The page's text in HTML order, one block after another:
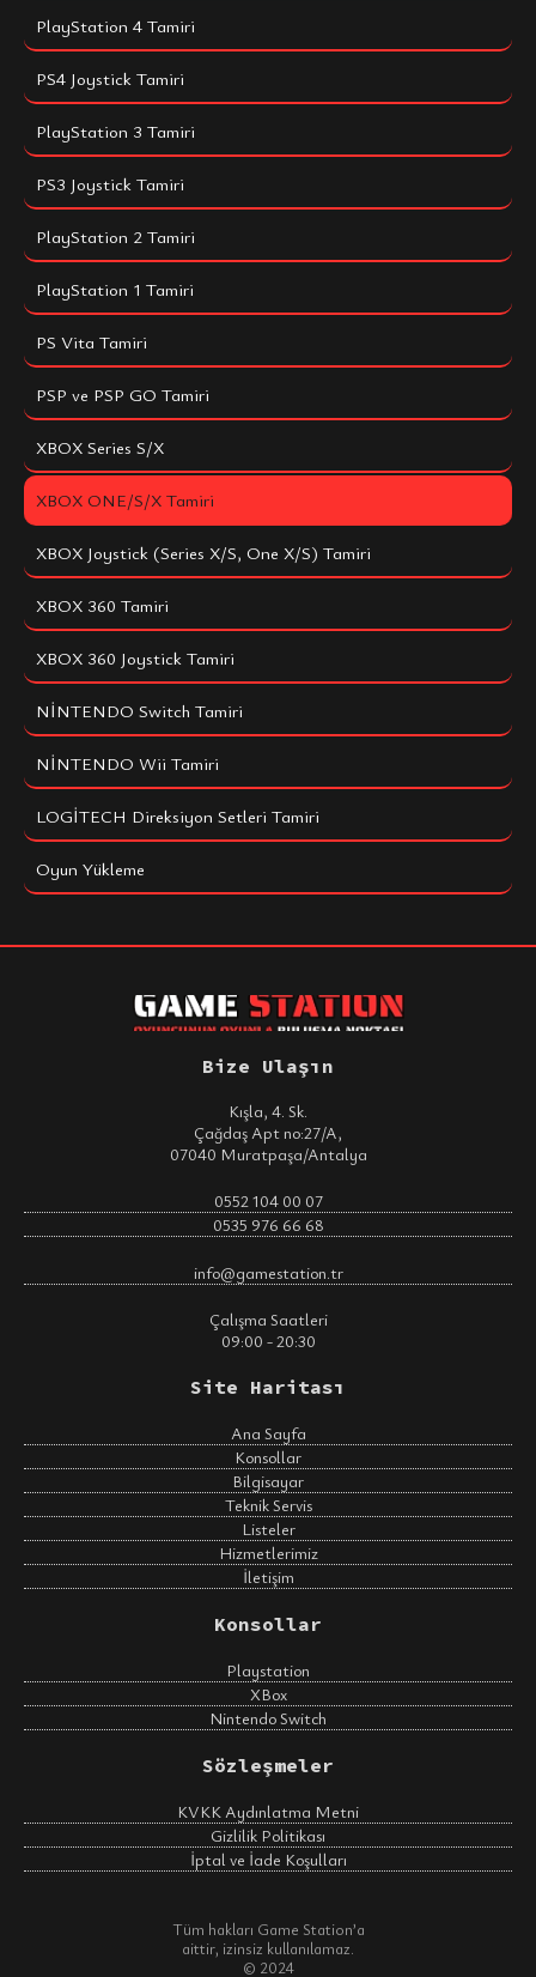
PlayStation 4 Tamiri
PS4 Joystick Tamiri
PlayStation 3 Tamiri
PS3 Joystick Tamiri
PlayStation 2 Tamiri
PlayStation 1 Tamiri
PS Vita Tamiri
PSP ve PSP GO Tamiri
XBOX Series S/X
XBOX ONE/S/X Tamiri
XBOX Joystick (Series X/S, One X/S) Tamiri
XBOX 360 Tamiri
XBOX 360 Joystick Tamiri
NİNTENDO Switch Tamiri
NİNTENDO Wii Tamiri
LOGİTECH Direksiyon Setleri Tamiri
Oyun Yükleme
Bize Ulaşın
Kışla, 4. Sk.
Çağdaş Apt no:27/A,
07040 Muratpaşa/Antalya
0552 104 00 07
0535 976 66 68
info@gamestation.tr
Çalışma Saatleri
09:00 - 20:30
Site Haritası
Ana Sayfa
Konsollar
Bilgisayar
Teknik Servis
Listeler
Hizmetlerimiz
İletişim
Konsollar
Playstation
XBox
Nintendo Switch
Sözleşmeler
KVKK Aydınlatma Metni
Gizlilik Politikası
İptal ve İade Koşulları
Tüm hakları Game Station’a
aittir, izinsiz kullanılamaz.
© 2024